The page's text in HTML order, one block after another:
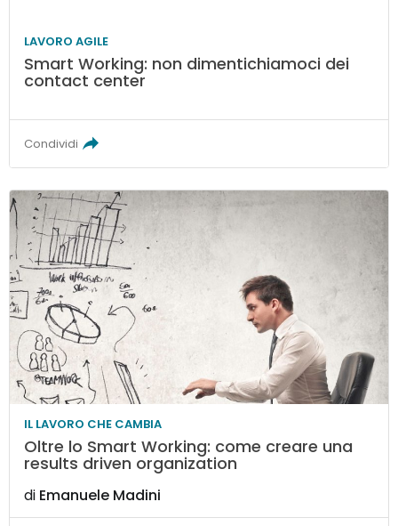
LAVORO AGILE
Smart Working: non dimentichiamoci dei
contact center
Condividi
IL LAVORO CHE CAMBIA
Oltre lo Smart Working: come creare una
results driven organization
di Emanuele Madini